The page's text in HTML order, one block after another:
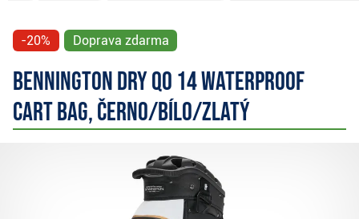
-20% Doprava zdarma
Bennington Dry QO 14 Waterproof
cart bag, černo/bílo/zlatý